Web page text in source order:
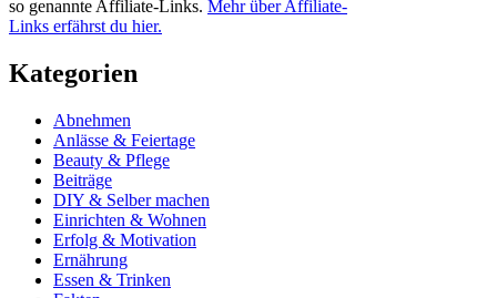
so genannte Affiliate-Links. Mehr über Affiliate-
Links erfährst du hier.
Kategorien
Abnehmen
Anlässe & Feiertage
Beauty & Pflege
Beiträge
DIY & Selber machen
Einrichten & Wohnen
Erfolg & Motivation
Ernährung
Essen & Trinken